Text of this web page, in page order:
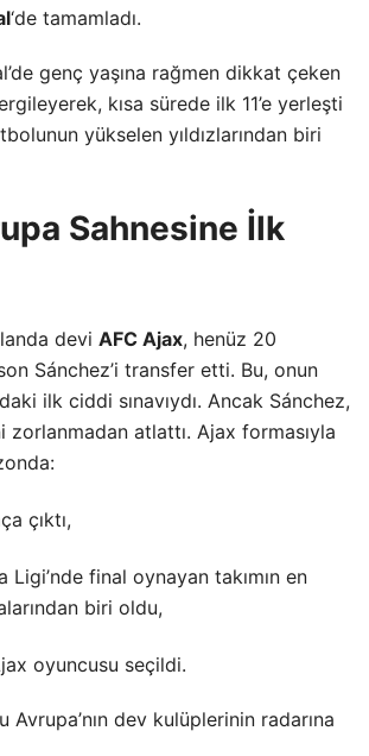
‘de tamamladı.
genç yaşına rağmen dikkat çeken
kısa sürede ilk 11’e yerleşti
yükselen yıldızlarından biri
Sahnesine İlk
devi AFC Ajax, henüz 20
Sánchez’i transfer etti. Bu, onun
ilk ciddi sınavıydı. Ancak Sánchez,
zorlanmadan atlattı. Ajax formasıyla
çıktı,
Ligi’nde final oynayan takımın en
biri oldu,
oyuncusu seçildi.
Avrupa’nın dev kulüplerinin radarına